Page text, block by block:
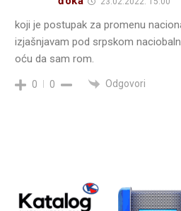
koji je postupak za promenu
izjašnjavam pod srpskom
oću da sam rom.
0 0 Odgovori